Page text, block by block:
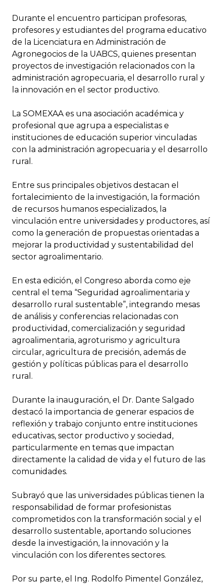
Durante el encuentro participan profesoras,
profesores y estudiantes del programa educativo
de la Licenciatura en Administración de
Agronegocios de la UABCS, quienes presentan
proyectos de investigación relacionados con la
administración agropecuaria, el desarrollo rural y
la innovación en el sector productivo.
La SOMEXAA es una asociación académica y
profesional que agrupa a especialistas e
instituciones de educación superior vinculadas
con la administración agropecuaria y el desarrollo
rural.
Entre sus principales objetivos destacan el
fortalecimiento de la investigación, la formación
de recursos humanos especializados, la
vinculación entre universidades y productores, así
como la generación de propuestas orientadas a
mejorar la productividad y sustentabilidad del
sector agroalimentario.
En esta edición, el Congreso aborda como eje
central el tema “Seguridad agroalimentaria y
desarrollo rural sustentable”, integrando mesas
de análisis y conferencias relacionadas con
productividad, comercialización y seguridad
agroalimentaria, agroturismo y agricultura
circular, agricultura de precisión, además de
gestión y políticas públicas para el desarrollo
rural.
Durante la inauguración, el Dr. Dante Salgado
destacó la importancia de generar espacios de
reflexión y trabajo conjunto entre instituciones
educativas, sector productivo y sociedad,
particularmente en temas que impactan
directamente la calidad de vida y el futuro de las
comunidades.
Subrayó que las universidades públicas tienen la
responsabilidad de formar profesionistas
comprometidos con la transformación social y el
desarrollo sustentable, aportando soluciones
desde la investigación, la innovación y la
vinculación con los diferentes sectores.
Por su parte, el Ing. Rodolfo Pimentel González,